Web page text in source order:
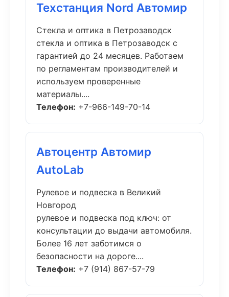
Техстанция Nord Автомир
Стекла и оптика в Петрозаводск
стекла и оптика в Петрозаводск с
гарантией до 24 месяцев. Работаем
по регламентам производителей и
используем проверенные
материалы....
Телефон: +7-966-149-70-14
Автоцентр Автомир
AutoLab
Рулевое и подвеска в Великий
Новгород
рулевое и подвеска под ключ: от
консультации до выдачи автомобиля.
Более 16 лет заботимся о
безопасности на дороге....
Телефон: +7 (914) 867-57-79